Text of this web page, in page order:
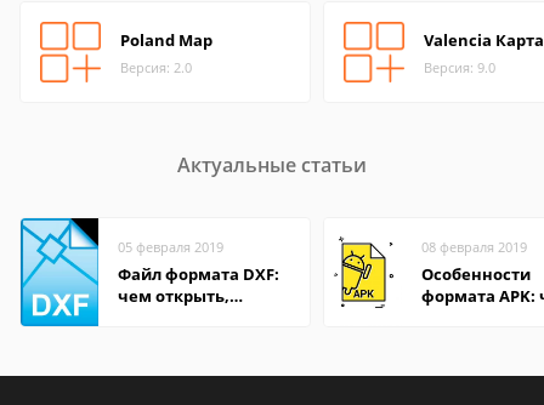
Poland Map
Версия: 2.0
Valencia Карта
Версия: 9.0
Актуальные статьи
05 февраля 2019
Файл формата DXF:
чем открыть,
08 февраля 2019
Особенности
формата APK: